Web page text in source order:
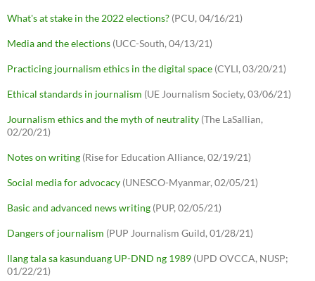
What's at stake in the 2022 elections? (PCU, 04/16/21)
Media and the elections (UCC-South, 04/13/21)
Practicing journalism ethics in the digital space (CYLI, 03/20/21)
Ethical standards in journalism (UE Journalism Society, 03/06/21)
Journalism ethics and the myth of neutrality (The LaSallian,
02/20/21)
Notes on writing (Rise for Education Alliance, 02/19/21)
Social media for advocacy (UNESCO-Myanmar, 02/05/21)
Basic and advanced news writing (PUP, 02/05/21)
Dangers of journalism (PUP Journalism Guild, 01/28/21)
Ilang tala sa kasunduang UP-DND ng 1989 (UPD OVCCA, NUSP;
01/22/21)